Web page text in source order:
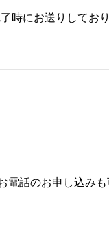
時にお送りしてお
話のお申し込みも